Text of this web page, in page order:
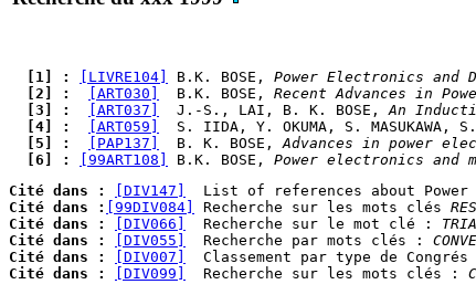
  [1] :
[LIVRE104] B.K. BOSE, Power Electronics and
  [2] :
[ART030]
  B.K. BOSE,
Recent Advances in
  [3] :
[ART037]
  J.-S., LAI, B. K. BOSE,
An
  [4] :
[ART059]
S. IIDA, Y. OKUMA, S. MASUKAWA,
  [5] :
[PAP137]
  B. K. BOSE,
Advances in power
  [6] :
[99ART108] B.K. BOSE, Power electronics and
Cité dans :
[DIV147]
Cité dans :
[99DIV084] Recherche sur les mots clés
Cité dans :
[DIV066]
  Recherche sur le mot clé :
Cité dans :
[DIV055]
  Recherche par mots clés :
Cité dans :
[DIV007]
Cité dans :
[DIV099]
  Recherche sur les mots clés :